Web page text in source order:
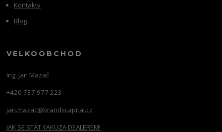
Kontakty
Blog
VELKOOBCHOD
Ing. Jan Mazač
+420 737 977 223
jan.mazac@brandscapital.cz
JAK SE STÁT YAKUZA DEALEREM!